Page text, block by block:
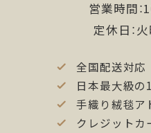
営業時間：
定休日：
全国配送対応
日本最大級
手織り絨毯ア
クレジットカ